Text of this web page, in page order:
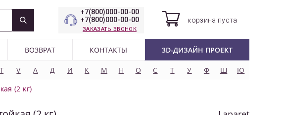
+7(800)000-00-00
+7(800)000-00-00
ЗАКАЗАТЬ ЗВОНОК
корзина пуста
ВОЗВРАТ КОНТАКТЫ 3D-ДИЗАЙН ПРОЕКТ
T V А Д И К М Н О С Т У Ф Ш
Ю
(2 кг)